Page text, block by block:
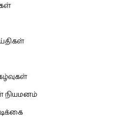
நியமனம்